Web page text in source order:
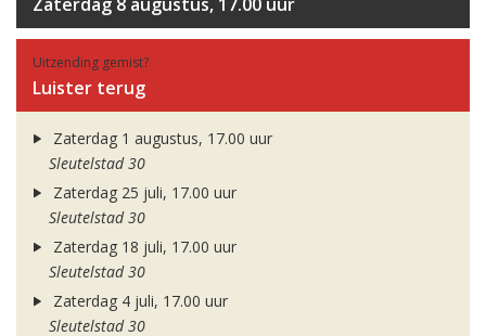
Uitzending gemist?
Luister terug
Zaterdag 1 augustus, 17.00 uur
Sleutelstad 30
Zaterdag 25 juli, 17.00 uur
Sleutelstad 30
Zaterdag 18 juli, 17.00 uur
Sleutelstad 30
Zaterdag 4 juli, 17.00 uur
Sleutelstad 30